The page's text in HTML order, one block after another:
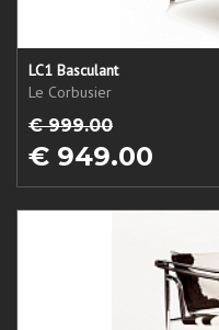
LC1 Basculant
Le Corbusier
€ 999.00
€ 949.00